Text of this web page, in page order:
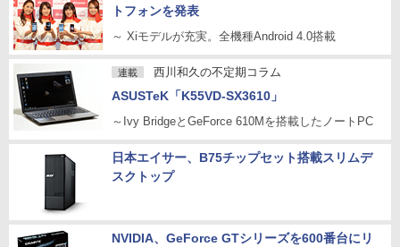
トフォンを発表
～ Xiモデルが充実。全機種Android 4.0搭載
連載 西川和久の不定期コラム
ASUSTeK「K55VD-SX3610」
～Ivy BridgeとGeForce 610Mを搭載したノートPC
日本エイサー、B75チップセット搭載スリムデ
スクトップ
NVIDIA、GeForce GTシリーズを600番台にリ